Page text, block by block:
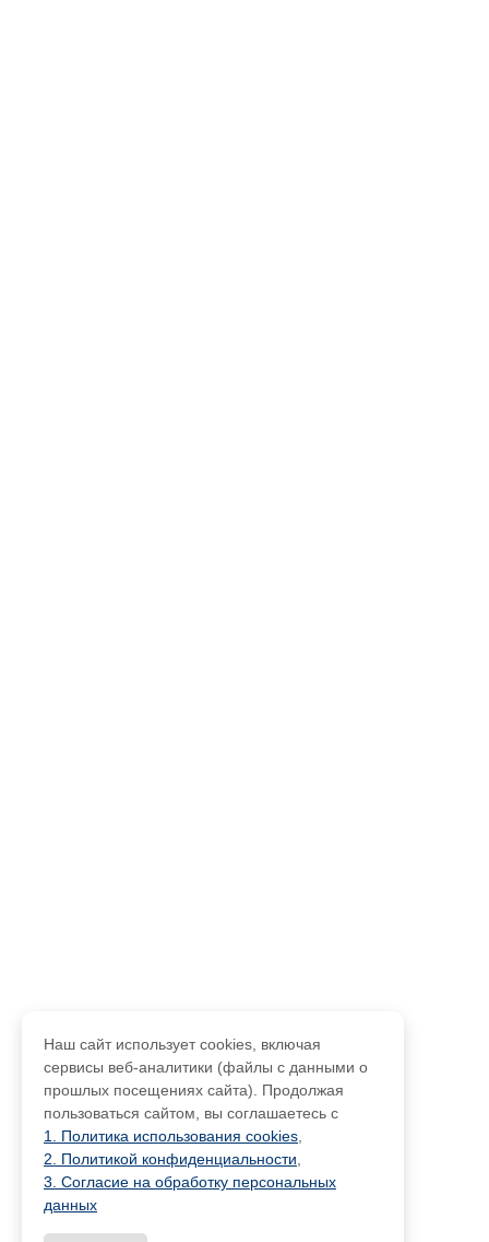
Наш сайт использует cookies, включая
сервисы веб-аналитики (файлы с данными о
прошлых посещениях сайта). Продолжая
пользоваться сайтом, вы соглашаетесь с
1. Политика использования cookies
2. Политикой конфиденциальности
3. Согласие на обработку персональных
данных